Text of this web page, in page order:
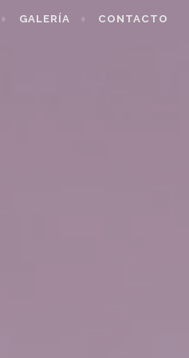
GALERÍA CONTACTO